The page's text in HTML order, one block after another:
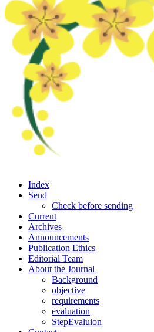
Index
Send
Check before sending
Current
Archives
Announcements
Publication Ethics
Editorial Team
About the Journal
Background
objective
requirements
evaluation
StepEvaluion